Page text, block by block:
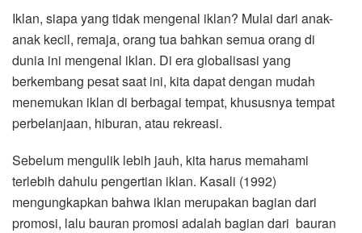
Iklan, siapa yang tidak mengenal iklan? Mulai dari anak-
anak kecil, remaja, orang tua bahkan semua orang di
dunia ini mengenal iklan. Di era globalisasi yang
berkembang pesat saat ini, kita dapat dengan mudah
menemukan iklan di berbagai tempat, khususnya tempat
perbelanjaan, hiburan, atau rekreasi.
Sebelum mengulik lebih jauh, kita harus memahami
terlebih dahulu pengertian iklan. Kasali (1992)
mengungkapkan bahwa iklan merupakan bagian dari
promosi, lalu bauran promosi adalah bagian dari bauran